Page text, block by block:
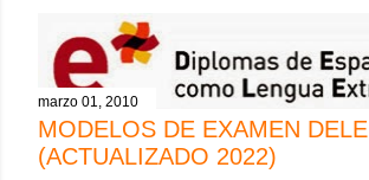
marzo 01, 2010
MODELOS DE EXAMEN DELE
(ACTUALIZADO 2022)